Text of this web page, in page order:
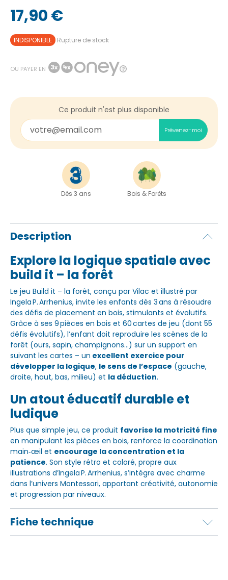
17,90 €
INDISPONIBLE Rupture de stock
OU PAYER EN
Ce produit n'est plus disponible
Prévenez-moi
Dès 3 ans Bois & Forêts
Description
Explore la logique spatiale avec
build it – la forêt
Le jeu Build it – la forêt, conçu par Vilac et illustré par
Ingela P. Arrhenius, invite les enfants dès 3 ans à résoudre
des défis de placement en bois, stimulants et évolutifs.
Grâce à ses 9 pièces en bois et 60 cartes de jeu (dont 55
défis évolutifs), l’enfant doit reproduire les scènes de la
forêt (ours, sapin, champignons…) sur un support en
suivant les cartes – un excellent exercice pour
développer la logique, le sens de l’espace (gauche,
droite, haut, bas, milieu) et la déduction.
Un atout éducatif durable et
ludique
Plus que simple jeu, ce produit favorise la motricité fine
en manipulant les pièces en bois, renforce la coordination
main‑œil et encourage la concentration et la
patience. Son style rétro et coloré, propre aux
illustrations d’Ingela P. Arrhenius, s’intègre avec charme
dans l’univers Montessori, apportant créativité, autonomie
et progression par niveaux.
Fiche technique